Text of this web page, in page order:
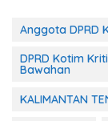
Anggota DPRD
DPRD Kotim
Bawahan
KALIMANTAN